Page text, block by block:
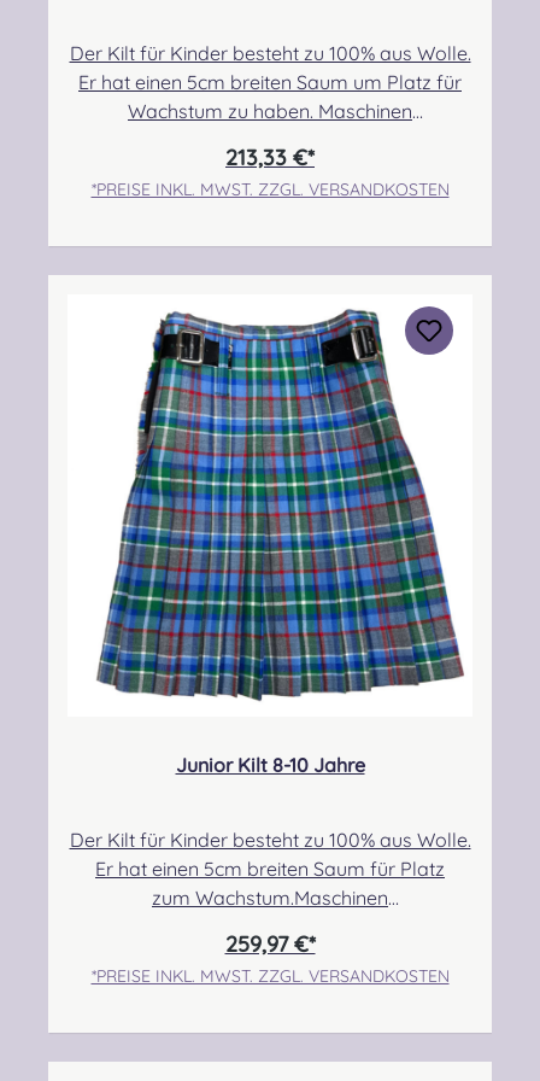
Der Kilt für Kinder besteht zu 100% aus Wolle.
Er hat einen 5cm breiten Saum um Platz für
Wachstum zu haben. Maschinen
55,88cm-60,96cmHüfte: 63,50cm-
68,58cmLänge max.: 43,18cm+5,08cm
Works North Street Forfar Scotland DD8
3BN Kontakt:
info@strathmorewoollen.co.uk Verantwortlic
he Person: Nieswiec & Zeh Easy Piping &
Drumming Gbr, Gabelsbergerstraße 27,
32425 Minden Kontakt:
kontakt@easypipinganddrumming.com
213,33 €*
*PREISE INKL. MWST. ZZGL. VERSANDKOSTEN
Junior Kilt 8-10 Jahre
Der Kilt für Kinder besteht zu 100% aus Wolle.
Er hat einen 5cm breiten Saum für Platz
zum Wachstum.Maschinen
63,50cm-71,12cmHüfte: 73,66cm-
78,74cmLänge max.: 50,80cm+5,08cm Saum
259,97 €*
*PREISE INKL. MWST. ZZGL. VERSANDKOSTEN